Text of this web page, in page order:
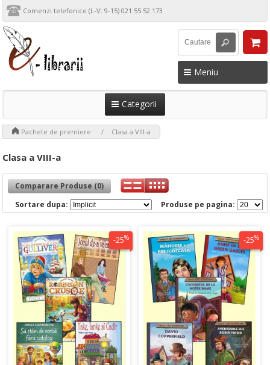
Comenzi telefonice (L-V: 9-15) 021.55.52.173
Meniu
Categorii
Pachete de premiere Clasa a VIII-a
Clasa a VIII-a
Comparare Produse (0)
Produse pe pagina:
Sortare dupa:
-25% -25%